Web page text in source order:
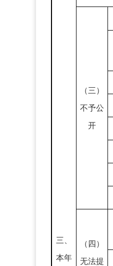
三、
本年
（三）
不予公
开
（四）
无法提